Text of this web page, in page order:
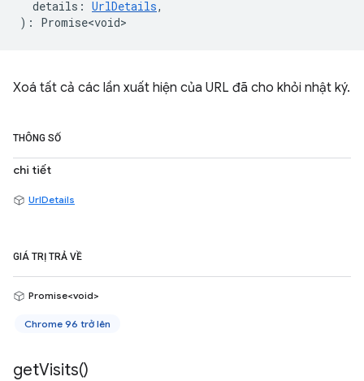
details : UrlDetails,
) : Promise<void>
Xoá tất cả các lần xuất hiện của URL đã cho khỏi nhật ký.
THÔNG SỐ
chi tiết
UrlDetails
GIÁ TRỊ TRẢ VỀ
Promise<void>
Chrome 96 trở lên
getVisits()